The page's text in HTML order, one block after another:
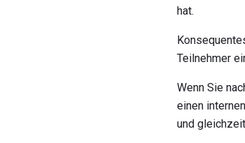
hat.
Teilnehmer
Wenn Sie
einen
und